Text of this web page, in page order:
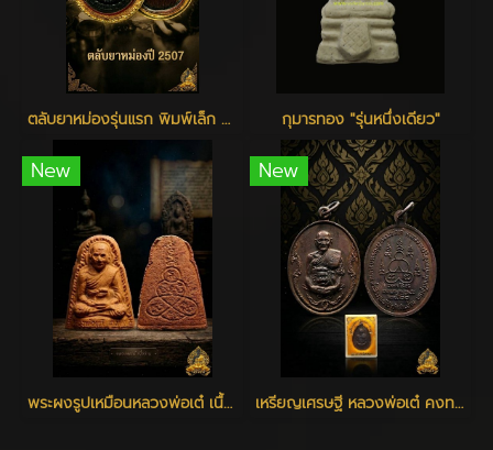
ตลับยาหม่องรุ่นแรก พิมพ์เล็ก หลวงพ่อเต๋ วัดสามง่าม กุมารทอง "รุ่นหนึ่งเดียว"
New
พระผงรูปเหมือนหลวงพ่อเต๋ เนื้อว่าน ปี 2506 - 2510
New
เหรียญเศรษฐี หลวงพ่อเต๋ คงทอง วัดสามง่าม จ.นครปฐม ปี 2520